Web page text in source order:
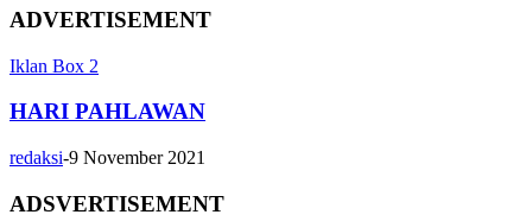
ADVERTISEMENT
Iklan Box 2
HARI PAHLAWAN
redaksi-9 November 2021
ADSVERTISEMENT